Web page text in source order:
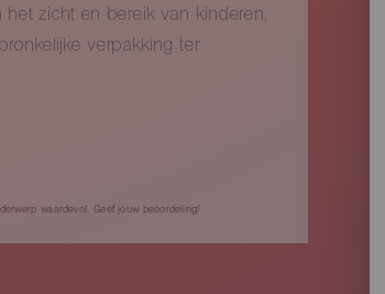
zicht en bereik van kinderen,
verpakking ter
waardevol. Geef jouw beoordeling!